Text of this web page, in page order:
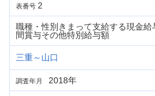
表番号 2
職種・性別きまって支給する現金
間賞与その他特別給与額
三重～山口
調査年月 2018年